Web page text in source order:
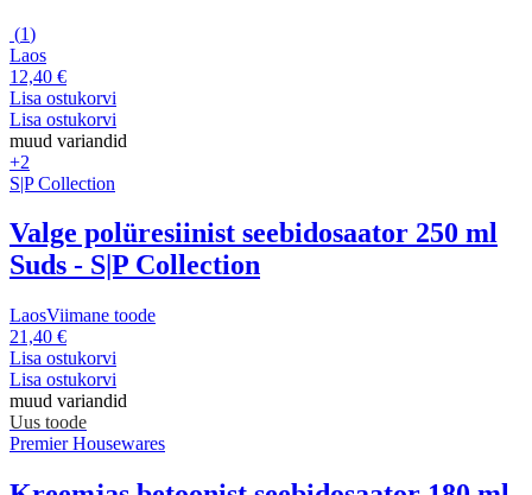
(1)
Laos
12,40 €
Lisa ostukorvi
Lisa ostukorvi
muud variandid
+2
S|P Collection
Valge polüresiinist seebidosaator 250 ml
Suds - S|P Collection
LaosViimane toode
21,40 €
Lisa ostukorvi
Lisa ostukorvi
muud variandid
Uus toode
Premier Housewares